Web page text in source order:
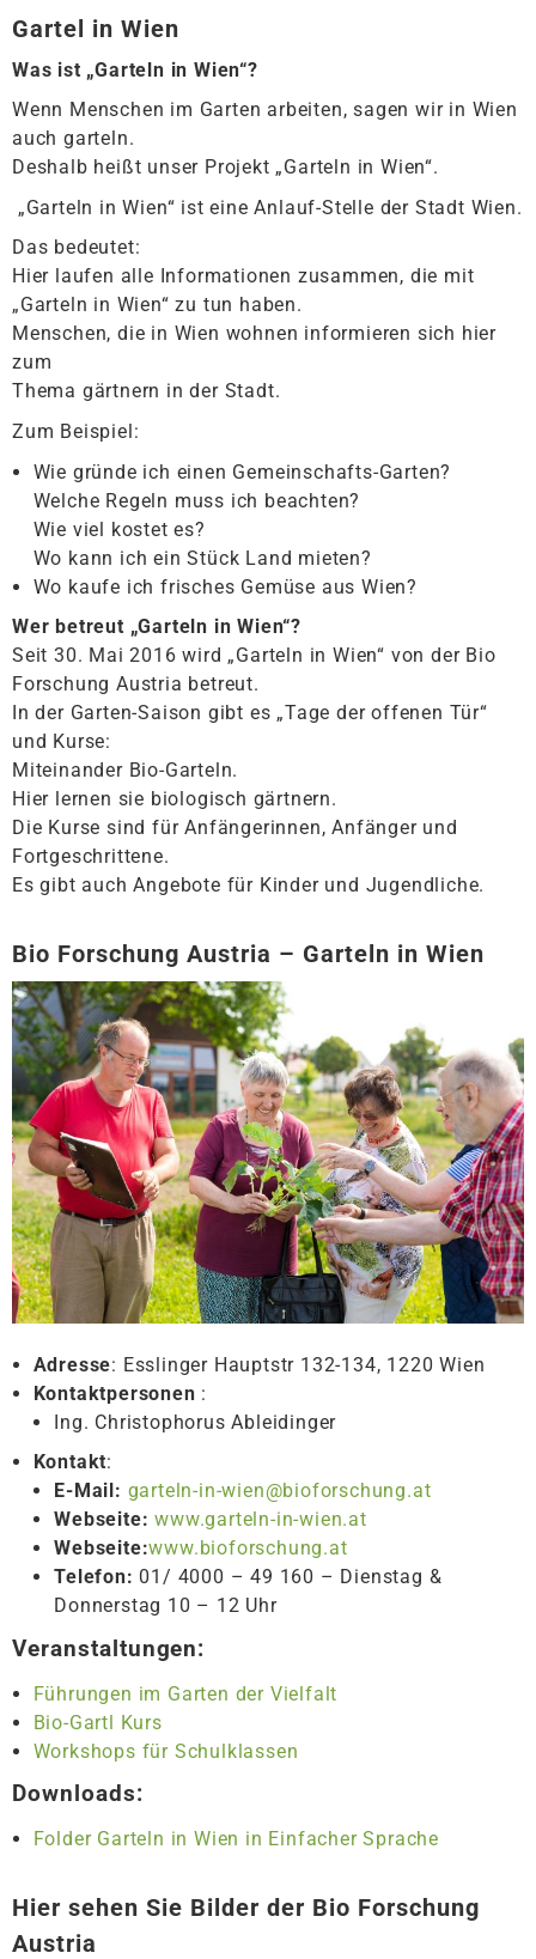
Gartel in Wien
Was ist „Garteln in Wien“?
Wenn Menschen im Garten arbeiten, sagen wir in Wien
auch garteln.
Deshalb heißt unser Projekt „Garteln in Wien“.
„Garteln in Wien“ ist eine Anlauf-Stelle der Stadt Wien.
Das bedeutet:
Hier laufen alle Informationen zusammen, die mit
„Garteln in Wien“ zu tun haben.
Menschen, die in Wien wohnen informieren sich hier
zum
Thema gärtnern in der Stadt.
Zum Beispiel:
Wie gründe ich einen Gemeinschafts-Garten?
Welche Regeln muss ich beachten?
Wie viel kostet es?
Wo kann ich ein Stück Land mieten?
Wo kaufe ich frisches Gemüse aus Wien?
Wer betreut „Garteln in Wien“?
Seit 30. Mai 2016 wird „Garteln in Wien“ von der Bio
Forschung Austria betreut.
In der Garten-Saison gibt es „Tage der offenen Tür“
und Kurse:
Miteinander Bio-Garteln.
Hier lernen sie biologisch gärtnern.
Die Kurse sind für Anfängerinnen, Anfänger und
Fortgeschrittene.
Es gibt auch Angebote für Kinder und Jugendliche.
Bio Forschung Austria – Garteln in Wien
Adresse: Esslinger Hauptstr 132-134, 1220 Wien
Kontaktpersonen :
Ing. Christophorus Ableidinger
Kontakt:
E-Mail: garteln-in-wien@bioforschung.at
Webseite:www.garteln-in-wien.at
Webseite:www.bioforschung.at
Telefon: 01/ 4000 – 49 160 – Dienstag &
Donnerstag 10 – 12 Uhr
Veranstaltungen:
Führungen im Garten der Vielfalt
Bio-Gartl Kurs
Workshops für Schulklassen
Downloads:
Folder Garteln in Wien in Einfacher Sprache
Hier sehen Sie Bilder der Bio Forschung
Austria